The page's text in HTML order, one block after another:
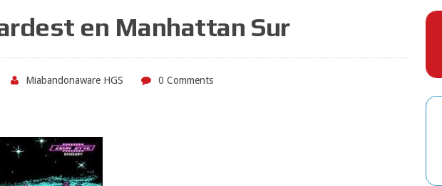
en Manhattan Sur
Miabandonaware HGS 0 Comments